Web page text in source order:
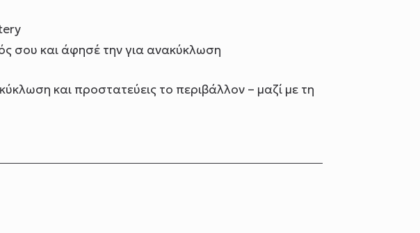
σου και άφησέ την για ανακύκλωση
και προστατεύεις το περιβάλλον – μαζί με τη